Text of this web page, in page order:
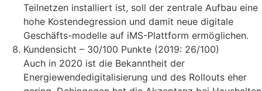
Teilnetzen installiert ist, soll der zentrale Aufbau eine
hohe Kostendegression und damit neue digitale
Geschäfts-modelle auf iMS-Plattform ermöglichen.
Kundensicht – 30/100 Punkte (2019: 26/100)
Auch in 2020 ist die Bekanntheit der
Energiewendedigitalisierung und des Rollouts eher